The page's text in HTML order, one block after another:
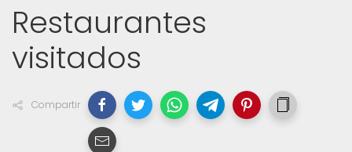
Restaurantes
visitados
Compartir